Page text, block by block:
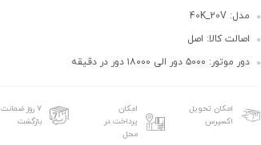
مدل: 40K_20V
اصالت کالا: اصل
دور موتور: ۵۰۰۰ دور الی ۱۸۰۰۰ دور در دقیقه
امکان تحویل
اکسپرس
امکان
پرداخت در
محل
۷ روز ضمانت
بازگشت